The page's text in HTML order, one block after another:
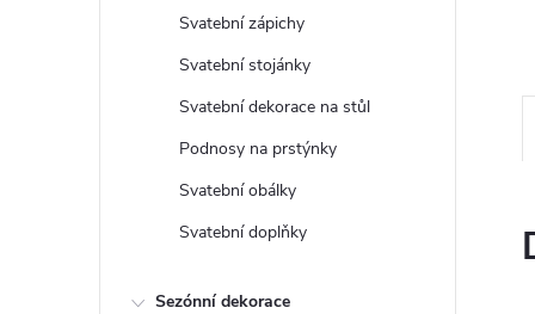
Svatební zápichy
Svatební stojánky
Svatební dekorace na stůl
Podnosy na prstýnky
Svatební obálky
Svatební doplňky
Sezónní dekorace